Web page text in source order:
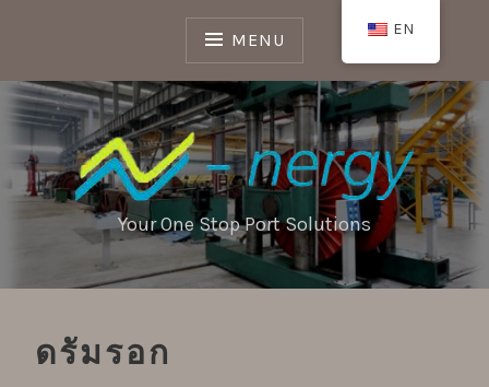
MENU
Your One Stop Port Solutions
ดรัมรอก
EN